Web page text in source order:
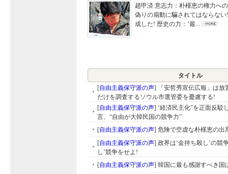
趙甲済 意志力：朴槿恵の権力へ
偽りの扇動に騙されてはならな
成した! 歴史の力：‘最...
タイトル
[自由主義保守派の声] 「安哲秀宣伝広報」は
だけを調査するソウル市選管委を憂慮する!
[自由主義保守派の声] ‘経済民主化”を正面反駁
言、“自由が大韓民国の競争力”
[自由主義保守派の声] 危険で空虚な朴槿恵の出
[自由主義保守派の声] 政界は‘金持ち殺し’の競
し’競争をせよ!
[自由主義保守派の声] 韓国に最も感謝すべき国